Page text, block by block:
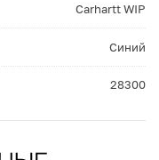
Carhartt WIP
Синий
28300